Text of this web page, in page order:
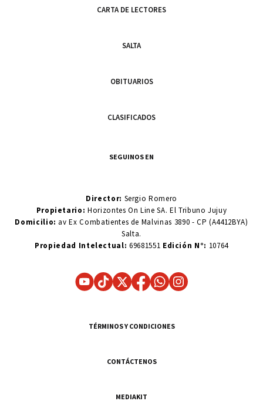
CARTA DE LECTORES
SALTA
OBITUARIOS
CLASIFICADOS
SEGUINOS EN
Director: Sergio Romero
Propietario:Horizontes On Line SA. El Tribuno Jujuy
Domicilio: av Ex Combatientes de Malvinas 3890 - CP (A4412BYA)
Salta.
Propiedad Intelectual: 69681551 Edición N°: 10764
TÉRMINOS Y CONDICIONES
CONTÁCTENOS
MEDIAKIT